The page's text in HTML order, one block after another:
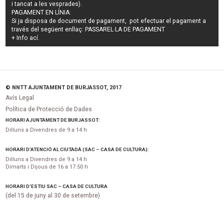
i tancat a les vesprades).
PAGAMENT EN LÍNIA:
Si ja disposa de document de pagament, pot efectuar el pagament a
través del següent enllaç: PASSAREL·LA DE PAGAMENT
+ Info ací.
© NNTT AJUNTAMENT DE BURJASSOT, 2017
Avís Legal
Política de Protecció de Dades
HORARI AJUNTAMENT DE BURJASSOT:
Dilluns a Divendres de 9 a 14 h
HORARI D’ATENCIÓ AL CIUTADÀ (SAC – CASA DE CULTURA):
Dilluns a Divendres de 9 a 14 h
Dimarts i Dijous de 16 a 17:50 h
HORARI D’ESTIU SAC – CASA DE CULTURA
(del 15 de juny al 30 de setembre)